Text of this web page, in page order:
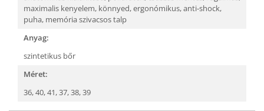
maximalis kenyelem, könnyed,ergonómikus,anti-shock,
puha, memória szivacsos talp
Anyag:
szintetikus bőr
Méret:
36,40,41,37,38,39